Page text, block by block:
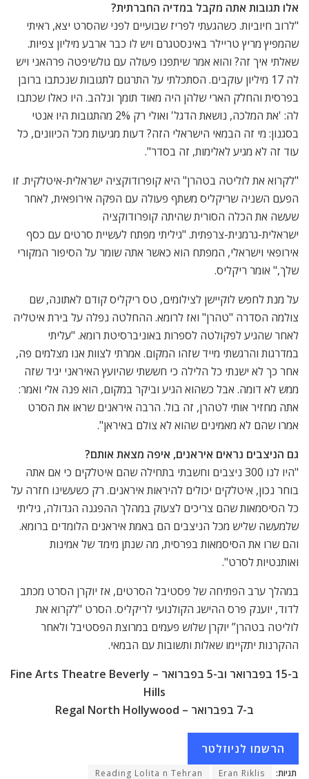
אלו תגובות אתה מקבל במדיה החברתית?
"לרוב חיוביות. כשהגעתי לפריז שבועיים לפני שהסרט יצא, ראיתי
שהמפיץ מריץ טריילר באינסטגרם ויש לו כבר ארבע מיליון צפיות.
שאלתי איך זה? והוא אמר שיתפנו פעולה עם גולשיפטה פרהאני ויש
לה 17 מיליון עוקבים. הסתכלתי על התרגום לתגובות שנכתבו ברובן
בפרסית והחלק הארי שלהן היה מאוד תומך ונלהב. היו כאלו שכתבו
לה: 'את המלכה, נושאת הדגל' ואולי רק 2% מהתגובות היו אנטי
בסגנון: מי זה הבמאי הישראלי הזה? דעות מגיעות מכל הכיוונים, כל
עוד זה לא מגיע לאלימות, זה בסדר".
"לקרוא את לוליטה בטהרן" היא קופרודוקציה ישראלית-איטלקית. זו
הפעם השניה שריקליס משתף פעולה עם הפקה אירופאית, לאחר
שעשה את הכלה הסורית שהיתה קופרודוקציה
ישראלית-גרמנית-צרפתית. "גיליתי מפתח לעשיית סרטים עם כסף
אירופאי וישראלי, המפתח הוא כאשר אתה שומר על הסיפור המקורי
שלך," אומר ריקליס.
על מנת לחפש לוקיישן לצילומים, טס ריקליס קודם לאתונה, שם
צולמה הסדרה "טהרן" ואז לרומא. ההחלטה נפלה על בירת איטליה
לאחר שהגיע לפקולטה לספרות באוניברסיטת רומא. "עליתי
במדרגות והרגשתי מייד שזהו המקום. אמרתי לצוות אנו מצלמים פה,
אחר כך לא ישנתי כל הלילה כי חששתי שהיועץ האיראני יגיד שזה
ממש לא דומה. אבל כשהוא הגיע וביקר במקום, הוא פנה אלי ואמר:
אתה מחזיר אותי לטהרן, זה בול. הרבה איראנים שראו את הסרט
אמרו שהם לא מאמינים שהוא לא צולם באיראן".
גם הניצבים נראים איראנים, איפה מצאת אותם?
"היו לנו 300 ניצבים וחשבתי בתחילה שהם איטלקים כי אם אתה
בוחר נכון, איטלקים יכולים להיראות איראנים. רק כשעשינו חזרה על
כל הסיסמאות שהם צריכים לצעוק במהלך ההפגנה הגדולה, גיליתי
שלמעשה שליש מכל הניצבים הם באמת איראנים הלומדים ברומא.
והם שרו את הסיסמאות בפרסית, מה שנתן מימד של אמינות
ואותנטיות לסרט".
במהלך ערב הפתיחה של פסטיבל הסרטים, אז יוקרן הסרט מכתב
לדוד, יוענק פרס ההישג הקולנועי לריקליס. הסרט "לקרוא את
לוליטה בטהרן” יוקרן שלוש פעמים במרוצת הפסטיבל ולאחר
ההקרנות יתקיימו שאלות ותשובות עם הבמאי.
ב-15 בפברואר וב-5 בפברואר – Fine Arts Theatre Beverly
Hills
ב-7 בפברואר – Regal North Hollywood
הרשמו לניוזלטר
תגיות: Eran Riklis
Reading Lolita n Tehran